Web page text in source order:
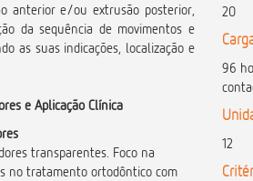
anterior e/ou extrusão posterior,
da sequência de movimentos e
as suas indicações, localização e
e Aplicação Clínica
transparentes. Foco na
no tratamento ortodôntico com
20
96
12